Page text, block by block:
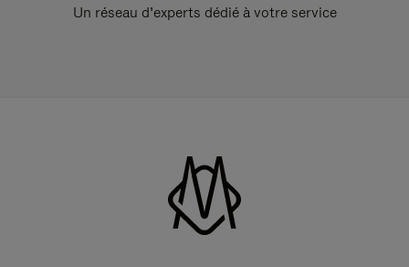
Un réseau d’experts dédié à votre service